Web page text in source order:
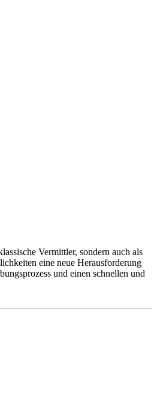
Vermittler, sondern auch als
eine neue Herausforderung
und einen schnellen und